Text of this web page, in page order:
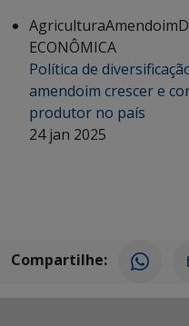
AgriculturaAmendoim
ECONÔMICA
Política de
amendoim crescer e
produtor no país
24 jan 2025
Compartilhe: